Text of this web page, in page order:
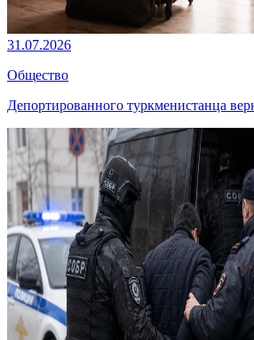
31.07.2026
Общество
Депортированного туркменистанца